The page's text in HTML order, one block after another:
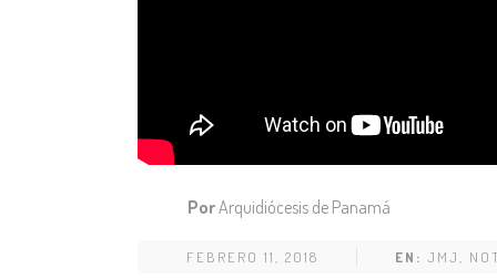
PorArquidiócesis de Panamá
FEBRERO 11, 2018 EN: JMJ,